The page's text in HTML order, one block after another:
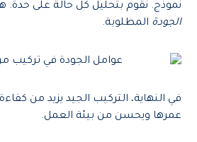
نموذج. نقوم بتحليل كل حالة على حدة.
الجودة المطلوبة.
في النهاية، التركيب الجيد يزيد من
عمرها ويحسن من بيئة العمل.